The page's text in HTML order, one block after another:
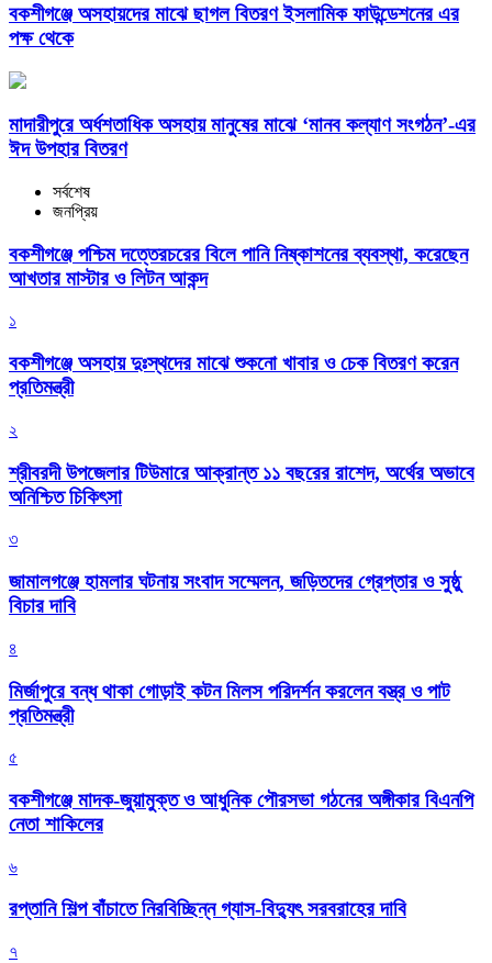
বকশীগঞ্জে অসহায়দের মাঝে ছাগল বিতরণ ইসলামিক ফাউন্ডেশনের এর
পক্ষ থেকে
মাদারীপুরে অর্ধশতাধিক অসহায় মানুষের মাঝে ‘মানব কল্যাণ সংগঠন’-এর
ঈদ উপহার বিতরণ
সর্বশেষ
জনপ্রিয়
বকশীগঞ্জে পশ্চিম দত্তেরচরের বিলে পানি নিষ্কাশনের ব্যবস্থা, করেছেন
আখতার মাস্টার ও লিটন আকন্দ
১
বকশীগঞ্জে অসহায় দুঃস্থদের মাঝে শুকনো খাবার ও চেক বিতরণ করেন
প্রতিমন্ত্রী
২
শ্রীবরদী উপজেলার টিউমারে আক্রান্ত ১১ বছরের রাশেদ, অর্থের অভাবে
অনিশ্চিত চিকিৎসা
৩
জামালগঞ্জে হামলার ঘটনায় সংবাদ সম্মেলন, জড়িতদের গ্রেপ্তার ও সুষ্ঠু
বিচার দাবি
৪
মির্জাপুরে বন্ধ থাকা গোড়াই কটন মিলস পরিদর্শন করলেন বস্ত্র ও পাট
প্রতিমন্ত্রী
৫
বকশীগঞ্জে মাদক-জুয়ামুক্ত ও আধুনিক পৌরসভা গঠনের অঙ্গীকার বিএনপি
নেতা শাকিলের
৬
রপ্তানি শিল্প বাঁচাতে নিরবিচ্ছিন্ন গ্যাস-বিদ্যুৎ সরবরাহের দাবি
৭